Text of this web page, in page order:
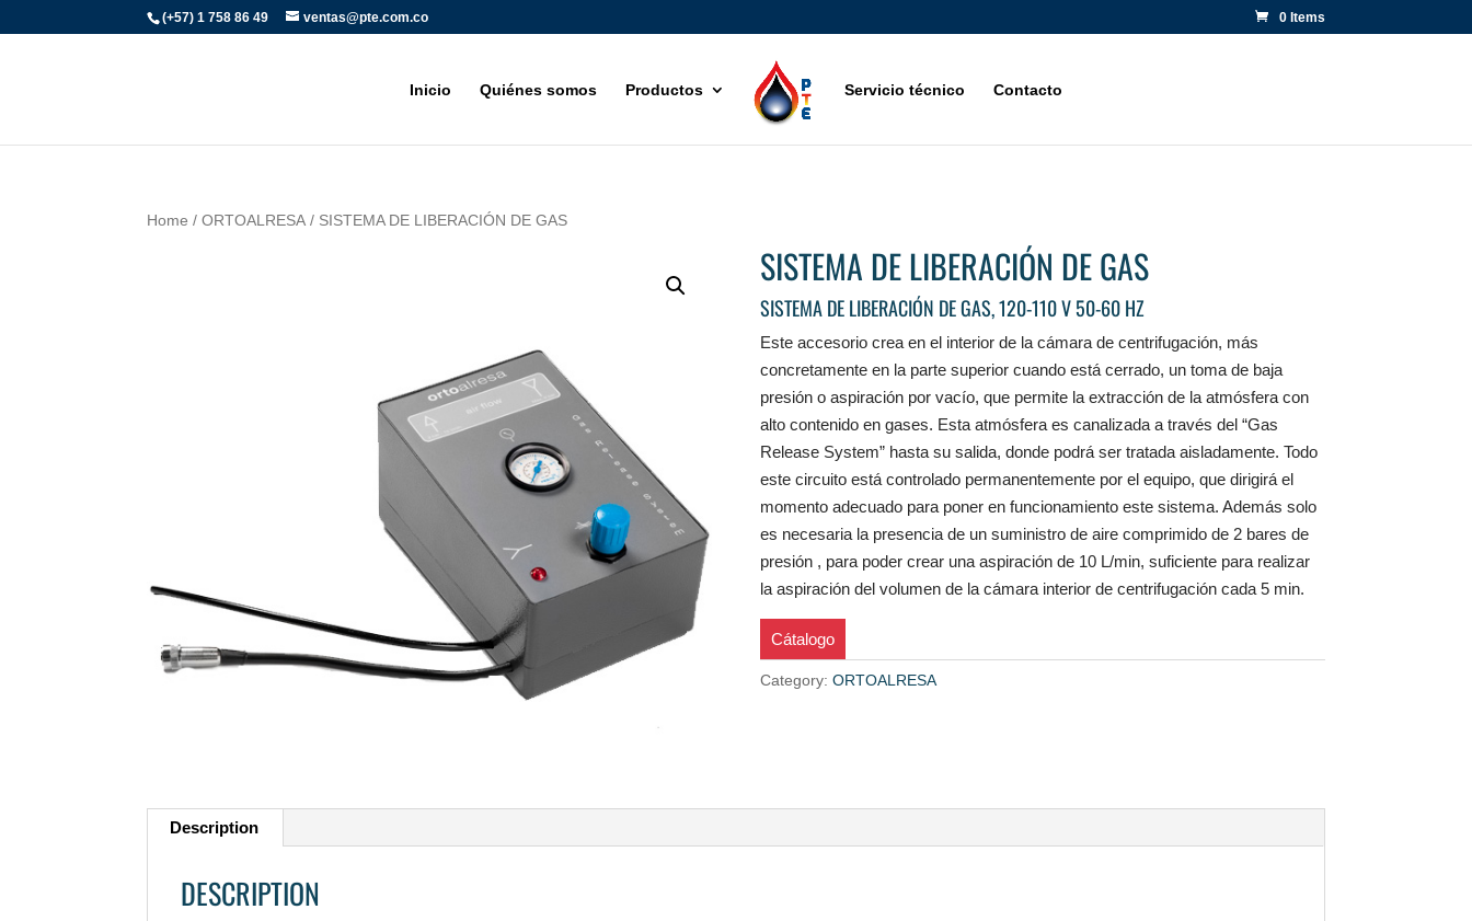
(+57) 1 758 86 49 ventas@pte.com.co 0 Items
Inicio Quiénes somos Productos Servicio técnico Contacto
Home /ORTOALRESA / SISTEMA DE LIBERACIÓN DE GAS
SISTEMA DE LIBERACIÓN DE GAS
SISTEMA DE LIBERACIÓN DE GAS, 120-110 V 50-60 HZ
Este accesorio crea en el interior de la cámara de centrifugación, más
concretamente en la parte superior cuando está cerrado, un toma de baja
presión o aspiración por vacío, que permite la extracción de la atmósfera con
alto contenido en gases. Esta atmósfera es canalizada a través del “Gas
Release System” hasta su salida, donde podrá ser tratada aisladamente. Todo
este circuito está controlado permanentemente por el equipo, que dirigirá el
momento adecuado para poner en funcionamiento este sistema. Además solo
es necesaria la presencia de un suministro de aire comprimido de 2 bares de
presión , para poder crear una aspiración de 10 L/min, suficiente para realizar
la aspiración del volumen de la cámara interior de centrifugación cada 5 min.
Cátalogo
Category: ORTOALRESA
Description
DESCRIPTION